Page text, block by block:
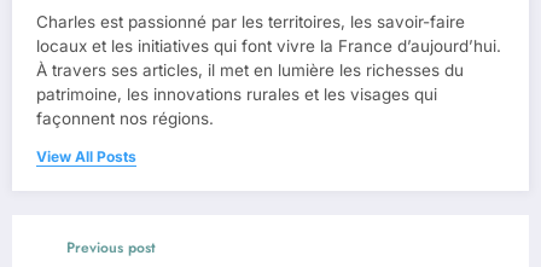
Charles est passionné par les territoires, les savoir-faire
locaux et les initiatives qui font vivre la France d’aujourd’hui.
À travers ses articles, il met en lumière les richesses du
patrimoine, les innovations rurales et les visages qui
façonnent nos régions.
View All Posts
Previous post